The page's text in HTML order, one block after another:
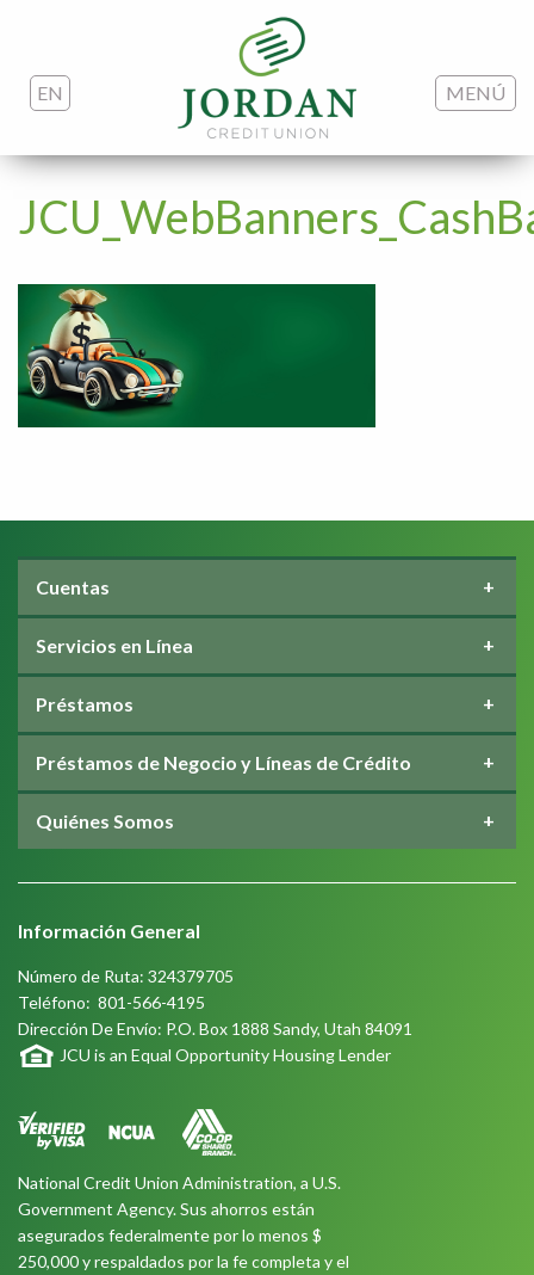
MENÚ
EN
Cuentas
Servicios en Línea
Préstamos
Préstamos de Negocio y Líneas de Crédito
Quiénes Somos
Información General
Número de Ruta: 324379705
Teléfono: 801-566-4195
Dirección De Envío: P.O. Box 1888 Sandy, Utah 84091
JCU is an Equal Opportunity Housing Lender
National Credit Union Administration, a U.S.
Government Agency. Sus ahorros están
asegurados federalmente por lo menos $
250,000 y respaldados por la fe completa y el